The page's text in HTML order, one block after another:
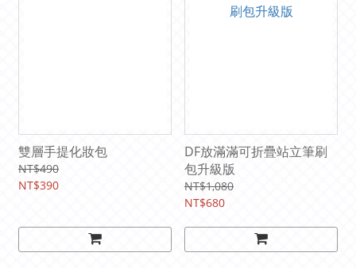
雙層手提化妝包
NT$490
NT$390
DF放滿滿可折疊站立筆刷
包升級版
NT$1,080
NT$680